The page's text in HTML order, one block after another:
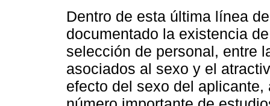
Dentro de esta última línea
documentado la existencia
selección de personal, entre
asociados al sexo y el
efecto del sexo del